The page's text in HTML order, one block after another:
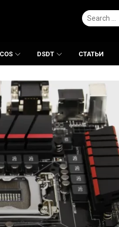
Search
for:
DSDT СТАТЬИ